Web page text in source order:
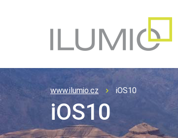
www.ilumio.cz iOS10
iOS10